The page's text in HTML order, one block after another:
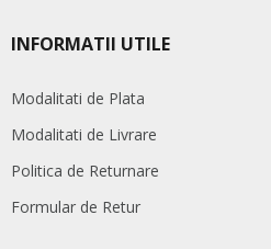
INFORMATII UTILE
Modalitati de Plata
Modalitati de Livrare
Politica de Returnare
Formular de Retur